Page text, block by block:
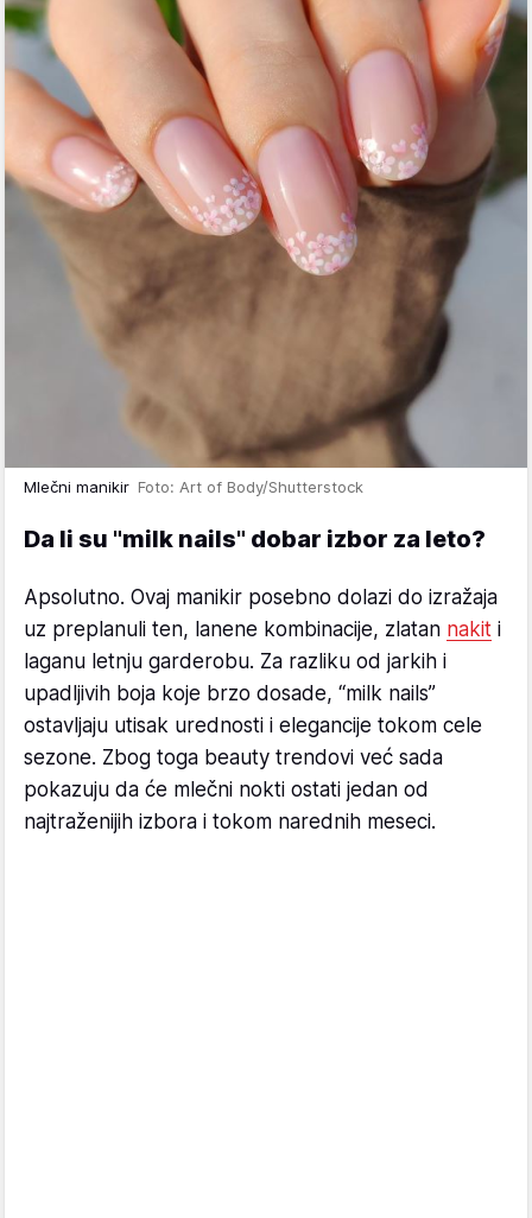
Mlečni manikir Foto: Art of Body/Shutterstock
Da li su "milk nails" dobar izbor za leto?
Apsolutno. Ovaj manikir posebno dolazi do izražaja
uz preplanuli ten, lanene kombinacije, zlatan nakit i
laganu letnju garderobu. Za razliku od jarkih i
upadljivih boja koje brzo dosade, “milk nails”
ostavljaju utisak urednosti i elegancije tokom cele
sezone. Zbog toga beauty trendovi već sada
pokazuju da će mlečni nokti ostati jedan od
najtraženijih izbora i tokom narednih meseci.